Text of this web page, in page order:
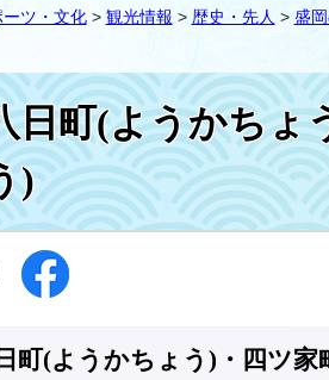
ツ・文化> 観光情報 > 歴史・先人 > 盛
日町(ようかちょ
)
町(ようかちょう)・四ツ